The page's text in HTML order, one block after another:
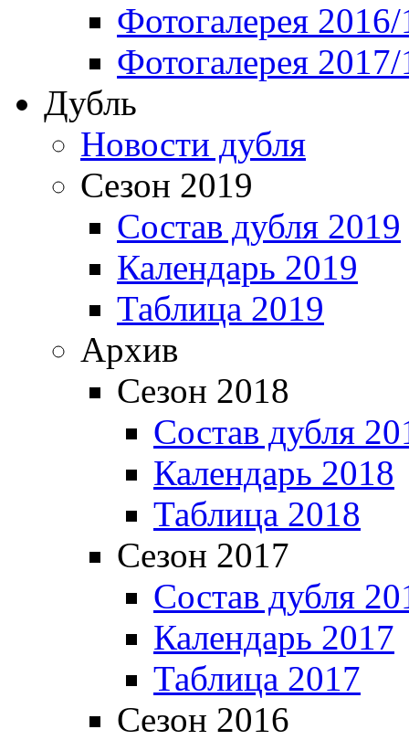
Фотогалерея
Фотогалерея
Дубль
Новости дубля
Сезон 2019
Состав дубля 2019
Календарь 2019
Таблица 2019
Архив
Сезон 2018
Состав дубля
Календарь 2018
Таблица 2018
Сезон 2017
Состав дубля
Календарь 2017
Таблица 2017
Сезон 2016